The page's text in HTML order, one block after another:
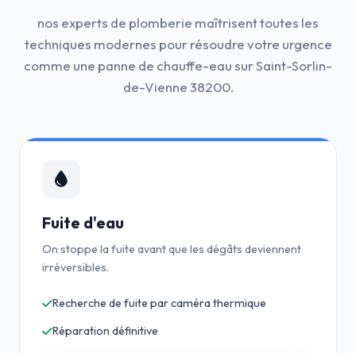
nos experts de plomberie maîtrisent toutes les
techniques modernes pour résoudre votre urgence
comme une panne de chauffe-eau sur Saint-Sorlin-
de-Vienne 38200.
Fuite d'eau
On stoppe la fuite avant que les dégâts deviennent
irréversibles.
Recherche de fuite par caméra thermique
Réparation définitive